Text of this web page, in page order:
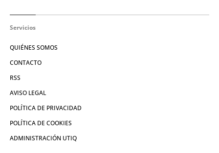
Servicios
QUIÉNES SOMOS
CONTACTO
RSS
AVISO LEGAL
POLÍTICA DE PRIVACIDAD
POLÍTICA DE COOKIES
ADMINISTRACIÓN UTIQ